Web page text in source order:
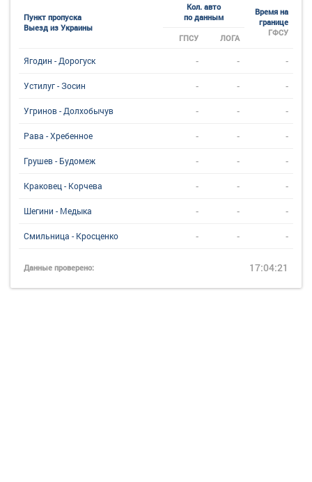
Пункт пропуска
Выезд из Украины
Кол. авто
по данным
Время на
границе
ГФСУ
ГПСУ ЛОГА
Ягодин - Дорогуск - - -
Устилуг - Зосин - - -
Угринов - Долхобычув - - -
Рава - Хребенное - - -
Грушев - Будомеж - - -
Краковец - Корчева - - -
Шегини - Медыка - - -
Смильница - Кросценко - - -
Данные проверено: 17:04:21